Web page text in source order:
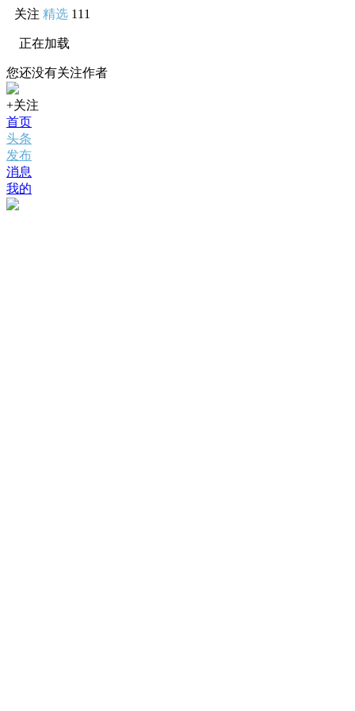
关注 精选 111
正在加载
您还没有关注作者
+关注
首页
头条
发布
消息
我的